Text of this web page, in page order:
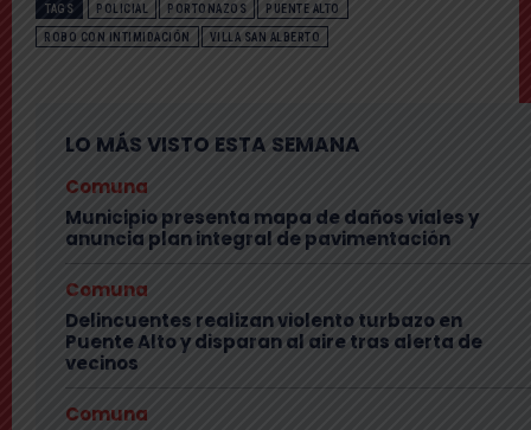
TAGS POLICIAL PORTONAZOS PUENTE ALTO
ROBO CON INTIMIDACIÓN VILLA SAN ALBERTO
LO MÁS VISTO ESTA SEMANA
Comuna
Municipio presenta mapa de daños viales y
anuncia plan integral de pavimentación
Comuna
Delincuentes realizan violento turbazo en
Puente Alto y disparan al aire tras alerta de
vecinos
Comuna